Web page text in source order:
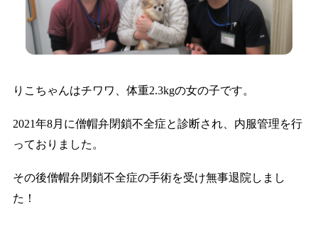
りこちゃんはチワワ、体重2.3kgの女の子です。
2021年8月に僧帽弁閉鎖不全症と診断され、内服管理を行
っておりました。
その後僧帽弁閉鎖不全症の手術を受け無事退院しまし
た！